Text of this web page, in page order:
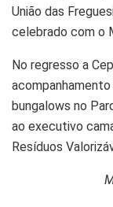
União das
celebrado com o
No regresso a
bungalows no
ao executivo
Resíduos